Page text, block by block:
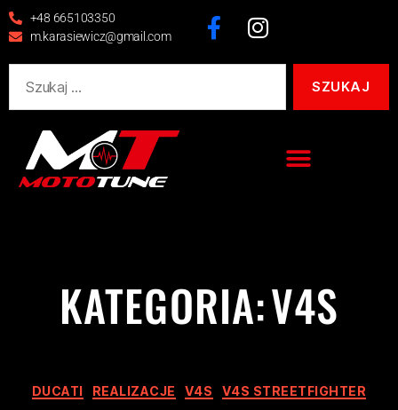
+48 665103350
m.karasiewicz@gmail.com
KATEGORIA:V4S
DUCATI REALIZACJE V4S V4S STREETFIGHTER